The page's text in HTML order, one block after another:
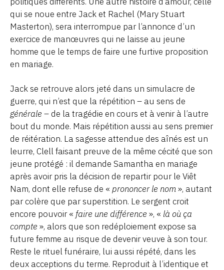
qui se noue entre Jack et Rachel (Mary Stuart
Masterton), sera interrompue par l’annonce d’un
exercice de manœuvres qui ne laisse au jeune
homme que le temps de faire une furtive proposition
en mariage.
Jack se retrouve alors jeté dans un simulacre de
guerre, qui n’est que la répétition – au sens de
générale – de la tragédie en cours et à venir à l’autre
bout du monde. Mais répétition aussi au sens premier
de réitération. La sagesse attendue des aînés est un
leurre, Clell faisant preuve de la même cécité que son
jeune protégé : il demande Samantha en mariage
après avoir pris la décision de repartir pour le Viêt
Nam, dont elle refuse de « prononcer le nom», autant
par colère que par superstition. Le sergent croit
encore pouvoir « faire une différence », « là où ça
compte », alors que son redéploiement expose sa
future femme au risque de devenir veuve à son tour.
Reste le rituel funéraire, lui aussi répété, dans les
deux acceptions du terme. Reproduit à l’identique et